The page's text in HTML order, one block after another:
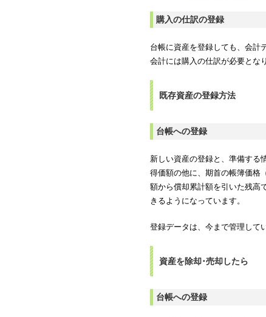
購入の仕訳の登録
台帳に資産を登録しても、会計
会計には購入の仕訳が必要とな
既存資産の登録方法
台帳への登録
新しい資産の登録と、準備する
得価額の他に、期首の帳簿価格
額から償却累計額を引いた残高
きるようになっています。
登録データは、今まで管理して
資産を除却･売却したら
台帳への登録